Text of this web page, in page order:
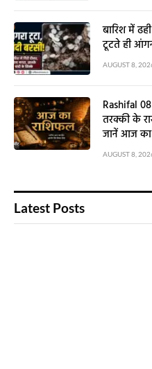
बारिश में
टूटते ही
AUGUST 8,
Rashifal
तरक्की के
जानें आज
AUGUST 8,
Latest Posts